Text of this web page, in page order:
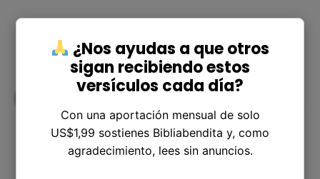
¿Nos ayudas a que otros
sigan recibiendo estos
versículos cada día?
Con una aportación mensual de solo
US$1,99 sostienes Bibliabendita y, como
agradecimiento, lees sin anuncios.